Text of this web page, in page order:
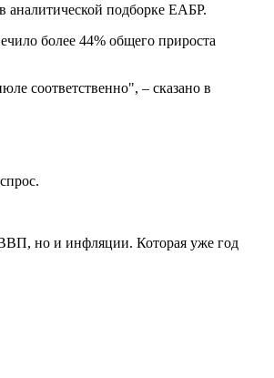
аналитической подборке ЕАБР.
более 44% общего прироста
соответственно", – сказано в
ВВП, но и инфляции. Которая уже год